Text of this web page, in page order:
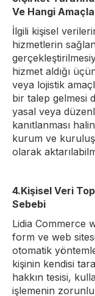
Ve Hangi
İlgili kişisel
hizmetlerin
hizmet aldığı
veya lojistik
bir talep gelmesi
yasal veya
kanıtlanması
kurum ve
olarak
4.Kişisel Veri
Sebebi
Lidia Commerce
form ve web
otomatik
kişinin kendisi
hakkın tesisi,
işlemenin